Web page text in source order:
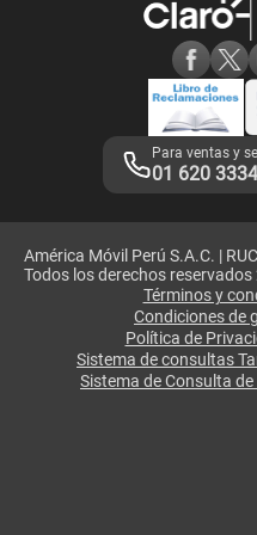
Adquirientes iPhone 6, 6S y SE
Mensaje de Seguridad
Términos y Condiciones de
Libro de Reclamaciones
Legales de marketplace
Para ventas y
01 620 3334
América Móvil Perú S.A.C. |
Todos los derechos reservados
Términos y
Condiciones de
Política de
Sistema de consultas
Sistema de Consulta de